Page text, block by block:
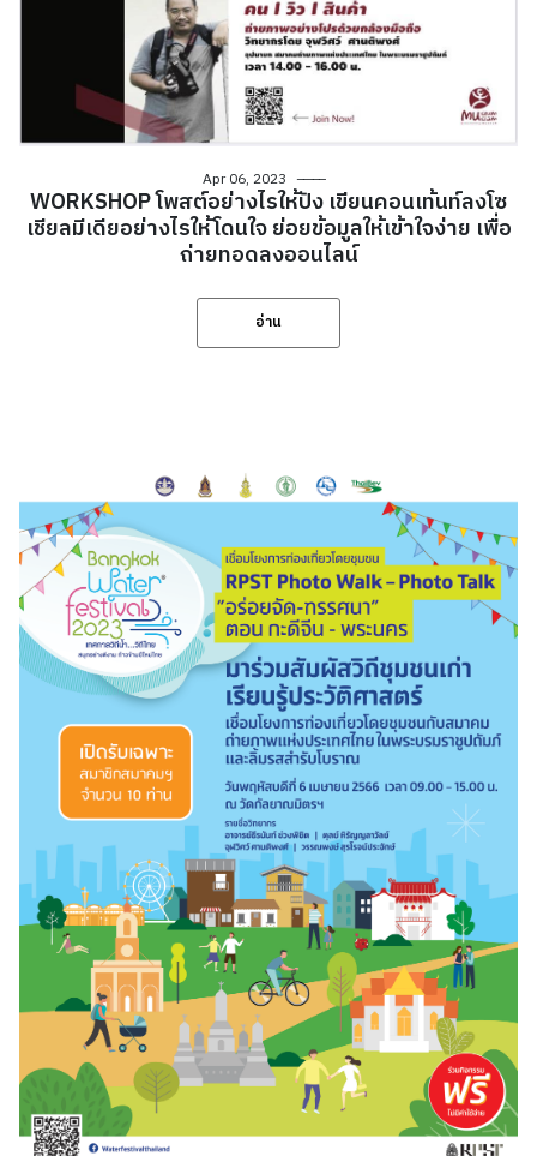
Apr 06, 2023
WORKSHOP โพสต์อย่างไรให้ปัง เขียนคอนเท้นท์ลงโซ
เชียลมีเดียอย่างไรให้โดนใจ ย่อยข้อมูลให้เข้าใจง่าย เพื่อ
ถ่ายทอดลงออนไลน์
อ่าน